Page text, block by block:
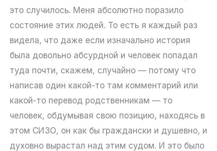
это случилось. Меня абсолютно поразило
состояние этих людей. То есть я каждый раз
видела, что даже если изначально история
была довольно абсурдной и человек попадал
туда почти, скажем, случайно — потому что
написав один какой-то там комментарий или
какой-то перевод родственникам — то
человек, обдумывая свою позицию, находясь в
этом СИЗО, он как бы граждански и душевно, и
духовно вырастал над этим судом. И это было